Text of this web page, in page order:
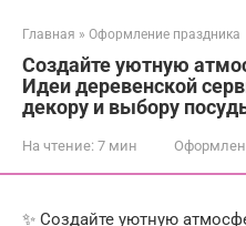
Главная » Оформление праздника
Создайте уютную
Идеи деревенской
декору и выбору
На чтение: 7 мин
✨ Создайте уютную